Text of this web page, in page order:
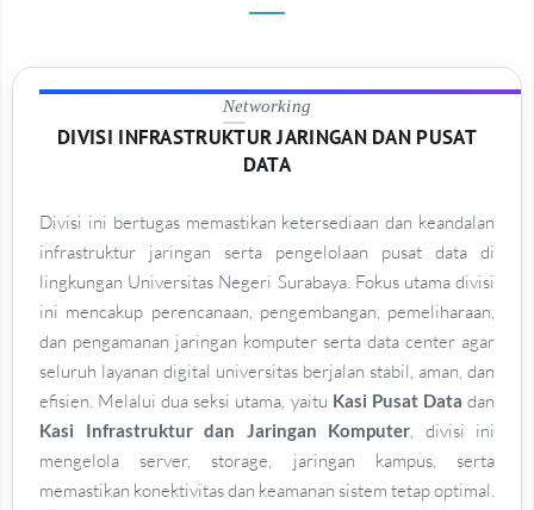
Networking
DIVISI INFRASTRUKTUR JARINGAN DAN PUSAT
DATA
Divisi ini bertugas memastikan ketersediaan dan keandalan
infrastruktur jaringan serta pengelolaan pusat data di
lingkungan Universitas Negeri Surabaya. Fokus utama divisi
ini mencakup perencanaan, pengembangan, pemeliharaan,
dan pengamanan jaringan komputer serta data center agar
seluruh layanan digital universitas berjalan stabil, aman, dan
efisien. Melalui dua seksi utama, yaitu Kasi Pusat Data dan
Kasi Infrastruktur dan Jaringan Komputer, divisi ini
mengelola server, storage, jaringan kampus, serta
memastikan konektivitas dan keamanan sistem tetap optimal.